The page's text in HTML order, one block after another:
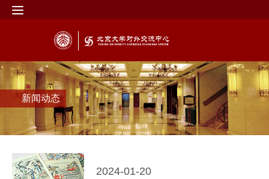
新闻动态
2024-01-20